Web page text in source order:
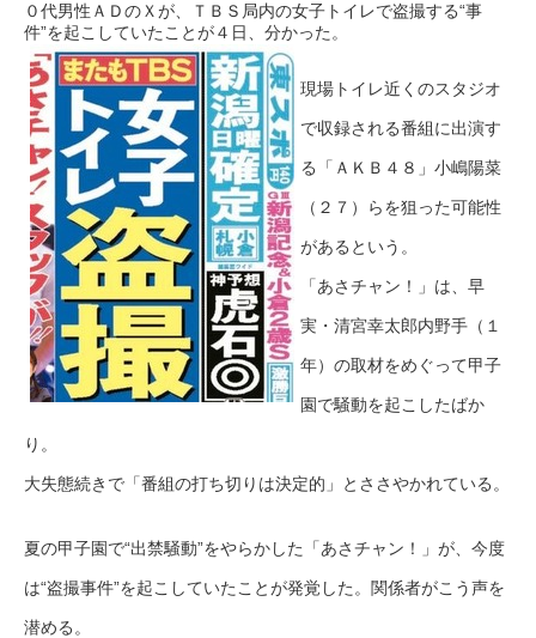
０代男性ＡＤのＸが、ＴＢＳ局内の女子トイレで盗撮する“事
件”を起こしていたことが４日、分かった。
現場トイレ近くのスタジオ
で収録される番組に出演す
る「ＡＫＢ４８」小嶋陽菜
（２７）らを狙った可能性
があるという。
「あさチャン！」は、早
実・清宮幸太郎内野手（１
年）の取材をめぐって甲子
園で騒動を起こしたばか
り。
大失態続きで「番組の打ち切りは決定的」とささやかれている。
夏の甲子園で“出禁騒動”をやらかした「あさチャン！」が、今度
は“盗撮事件”を起こしていたことが発覚した。関係者がこう声を
潜める。